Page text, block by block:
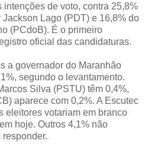
intenções de voto, contra 25,8%
Lago (PDT) e 16,8% do
(PCdoB). É o primeiro
oficial das candidaturas.
a governador do Maranhão
segundo o levantamento.
Silva (PSTU) têm 0,4%,
aparece com 0,2%. A Escutec
eleitores votariam em branco
hoje. Outros 4,1% não